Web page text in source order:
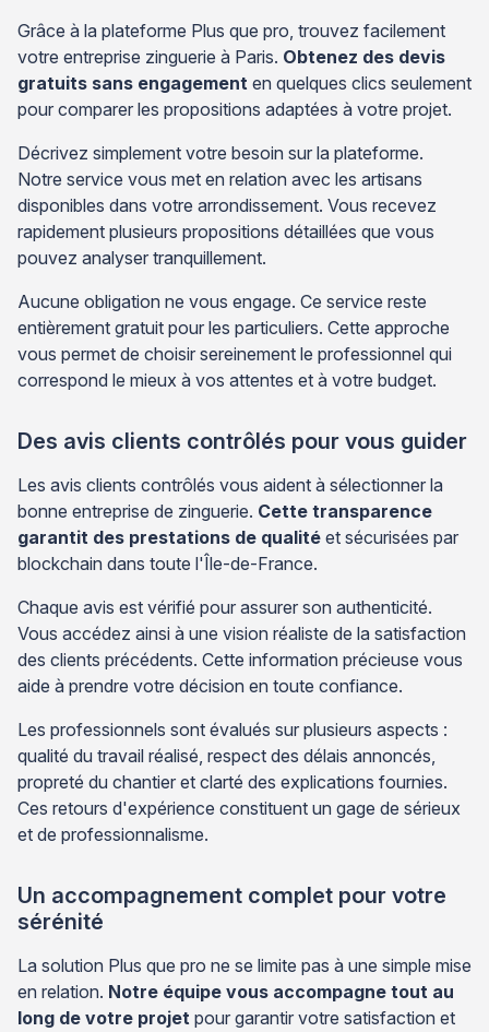
Grâce à la plateforme Plus que pro, trouvez facilement
votre entreprise zinguerie à Paris. Obtenez des devis
gratuits sans engagement en quelques clics seulement
pour comparer les propositions adaptées à votre projet.
Décrivez simplement votre besoin sur la plateforme.
Notre service vous met en relation avec les artisans
disponibles dans votre arrondissement. Vous recevez
rapidement plusieurs propositions détaillées que vous
pouvez analyser tranquillement.
Aucune obligation ne vous engage. Ce service reste
entièrement gratuit pour les particuliers. Cette approche
vous permet de choisir sereinement le professionnel qui
correspond le mieux à vos attentes et à votre budget.
Des avis clients contrôlés pour vous guider
Les avis clients contrôlés vous aident à sélectionner la
bonne entreprise de zinguerie. Cette transparence
garantit des prestations de qualité et sécurisées par
blockchain dans toute l'Île-de-France.
Chaque avis est vérifié pour assurer son authenticité.
Vous accédez ainsi à une vision réaliste de la satisfaction
des clients précédents. Cette information précieuse vous
aide à prendre votre décision en toute confiance.
Les professionnels sont évalués sur plusieurs aspects :
qualité du travail réalisé, respect des délais annoncés,
propreté du chantier et clarté des explications fournies.
Ces retours d'expérience constituent un gage de sérieux
et de professionnalisme.
Un accompagnement complet pour votre
sérénité
La solution Plus que pro ne se limite pas à une simple mise
en relation. Notre équipe vous accompagne tout au
long de votre projet pour garantir votre satisfaction et